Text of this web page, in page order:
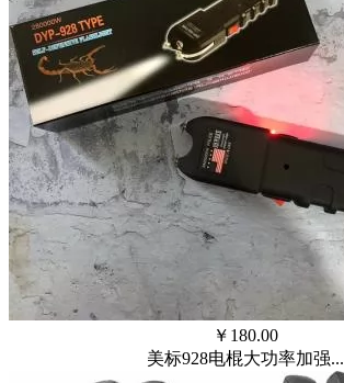
￥ 180.00
美标928电棍大功率加强...